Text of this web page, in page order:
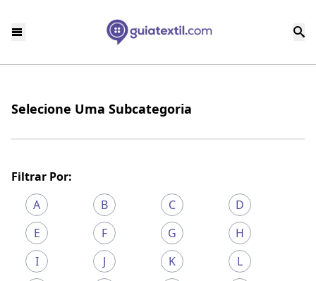
Selecione Uma Subcategoria
Filtrar Por:
A
B C
D
E
F G
H
I
J K
L